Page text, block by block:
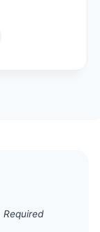
Required